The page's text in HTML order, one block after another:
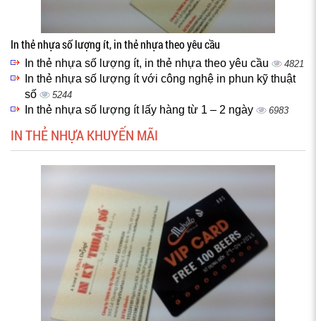
In thẻ nhựa số lượng ít, in thẻ nhựa theo yêu cầu
In thẻ nhựa số lượng ít, in thẻ nhựa theo yêu cầu 4821
In thẻ nhựa số lượng ít với công nghệ in phun kỹ thuật
số
5244
In thẻ nhựa số lượng ít lấy hàng từ 1 – 2 ngày 6983
IN THẺ NHỰA KHUYẾN MÃI